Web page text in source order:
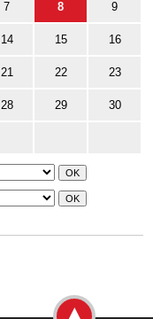
7 8 9
14 15 16
21 22 23
28 29 30